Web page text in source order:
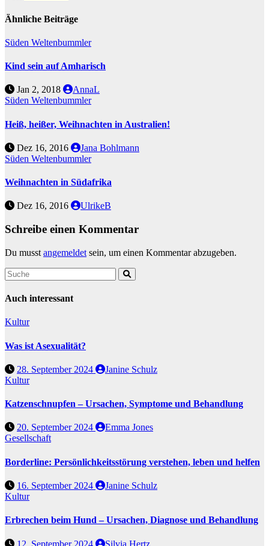
Ähnliche Beiträge
Süden Weltenbummler
Kind sein auf Amharisch
Jan 2, 2018
AnnaL
Süden Weltenbummler
Heiß, heißer, Weihnachten in Australien!
Dez 16, 2016
Jana Bohlmann
Süden Weltenbummler
Weihnachten in Südafrika
Dez 16, 2016 UlrikeB
Schreibe einen Kommentar
Du musst angemeldet sein, um einen Kommentar abzugeben.
Auch interessant
Kultur
Was ist Asexualität?
28. September 2024
Janine Schulz
Kultur
Katzenschnupfen – Ursachen, Symptome und Behandlung
20. September 2024
Emma Jones
Gesellschaft
Borderline: Persönlichkeitsstörung verstehen, leben und helfen
16. September 2024
Janine Schulz
Kultur
Erbrechen beim Hund – Ursachen, Diagnose und Behandlung
12. September 2024 Silvia Hertz